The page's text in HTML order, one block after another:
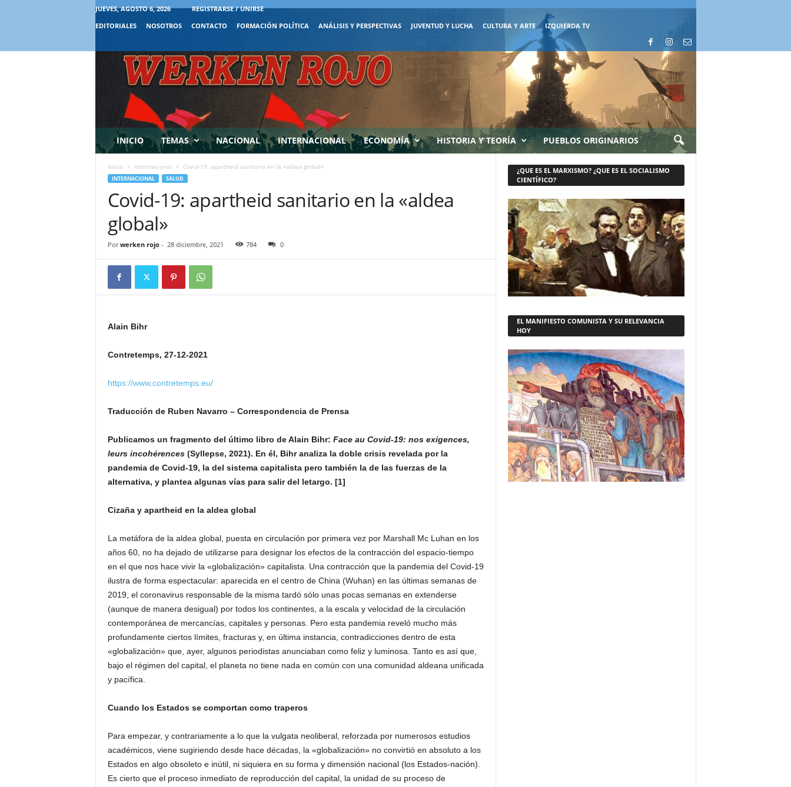
JUEVES, AGOSTO 6, 2026
REGISTRARSE / UNIRSE
EDITORIALES
NOSOTROS CONTACTO FORMACIÓN POLÍTICA ANÁLISIS Y PERSPECTIVAS JUVENTUD Y LUCHA CULTURA Y ARTE IZQUIERDA TV
INICIO TEMAS NACIONAL INTERNACIONAL ECONOMÍA HISTORIA Y TEORÍA PUEBLOS ORIGINARIOS
Inicio Internacional Covid-19: apartheid sanitario en la «aldea global»
INTERNACIONAL SALUD
Covid-19: apartheid sanitario en la «aldea
global»
Por werken rojo- 28 diciembre, 2021 784 0
Alain Bihr
Contretemps, 27-12-2021
https://www.contretemps.eu/
Traducción de Ruben Navarro – Correspondencia de Prensa
Publicamos un fragmento del último libro de Alain Bihr: Face au Covid-19: nos exigences,
leurs incohérences(Syllepse, 2021). En él, Bihr analiza la doble crisis revelada por la
pandemia de Covid-19, la del sistema capitalista pero también la de las fuerzas de la
alternativa, y plantea algunas vías para salir del letargo. [1]
Cizaña y apartheid en la aldea global
La metáfora de la aldea global, puesta en circulación por primera vez por Marshall Mc Luhan en los
años 60, no ha dejado de utilizarse para designar los efectos de la contracción del espacio-tiempo
en el que nos hace vivir la «globalización» capitalista. Una contracción que la pandemia del Covid-19
ilustra de forma espectacular: aparecida en el centro de China (Wuhan) en las últimas semanas de
2019, el coronavirus responsable de la misma tardó sólo unas pocas semanas en extenderse
(aunque de manera desigual) por todos los continentes, a la escala y velocidad de la circulación
contemporánea de mercancías, capitales y personas. Pero esta pandemia reveló mucho más
profundamente ciertos límites, fracturas y, en última instancia, contradicciones dentro de esta
«globalización» que, ayer, algunos periodistas anunciaban como feliz y luminosa. Tanto es así que,
bajo el régimen del capital, el planeta no tiene nada en común con una comunidad aldeana unificada
y pacífica.
Cuando los Estados se comportan como traperos
Para empezar, y contrariamente a lo que la vulgata neoliberal, reforzada por numerosos estudios
académicos, viene sugiriendo desde hace décadas, la «globalización» no convirtió en absoluto a los
Estados en algo obsoleto e inútil, ni siquiera en su forma y dimensión nacional (los Estados-nación).
Es cierto que el proceso inmediato de reproducción del capital, la unidad de su proceso de
¿QUE ES EL MARXISMO? ¿QUE ES EL SOCIALISMO
CIENTÍFICO?
EL MANIFIESTO COMUNISTA Y SU RELEVANCIA
HOY